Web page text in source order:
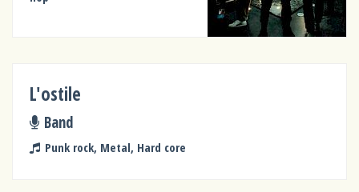
L'ostile
Band
Punk rock, Metal, Hard core